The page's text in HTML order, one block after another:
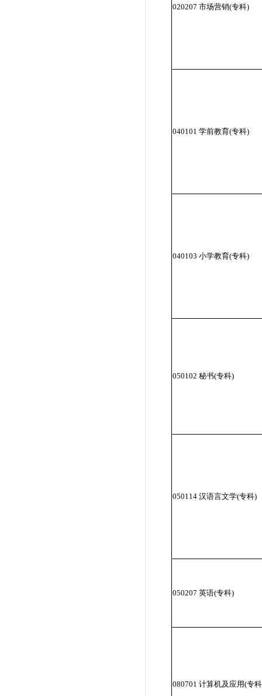
020207 市场营销(专科)
040101 学前教育(专科)
040103 小学教育(专科)
050102 秘书(专科)
050114 汉语言文学(专科)
050207 英语(专科)
080701 计算机及应用(专